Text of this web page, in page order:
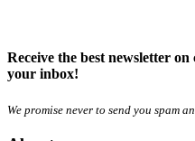
Receive the best newsletter
your inbox!
We promise never to send you spam